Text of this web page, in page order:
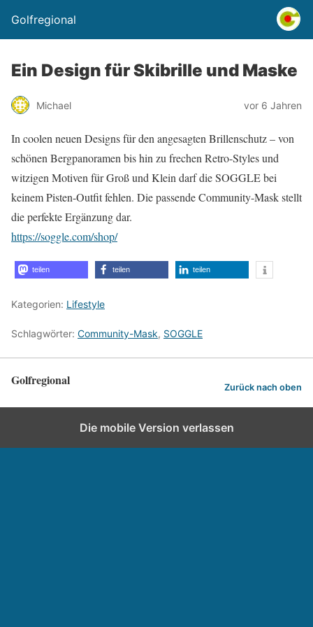
Golfregional
Ein Design für Skibrille und Maske
Michael vor 6 Jahren
In coolen neuen Designs für den angesagten Brillenschutz – von
schönen Bergpanoramen bis hin zu frechen Retro-Styles und
witzigen Motiven für Groß und Klein darf die SOGGLE bei
keinem Pisten-Outfit fehlen. Die passende Community-Mask stellt
die perfekte Ergänzung dar.
https://soggle.com/shop/
teilen teilen teilen
Kategorien: Lifestyle
Schlagwörter: Community-Mask, SOGGLE
Golfregional Zurück nach oben
Die mobile Version verlassen